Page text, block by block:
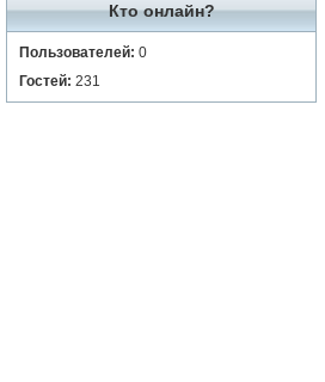
Кто онлайн?
Пользователей: 0
Гостей: 231